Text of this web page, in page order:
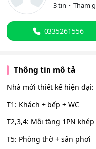
3 tin
Tham
0335261556
Thông tin mô tả
Nhà mới thiết kế hiện đại:
T1: Khách + bếp + WC
T2,3,4: Mỗi tầng 1PN khép
T5: Phòng thờ + sân phơi